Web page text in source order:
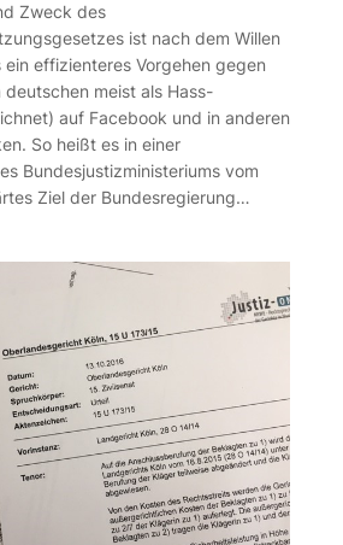
Zweck des
ist nach dem Willen
effizienteres Vorgehen gegen
deutschen meist als Hass-
auf Facebook und in anderen
So heißt es in einer
Bundesjustizministeriums vom
Ziel der Bundesregierung…